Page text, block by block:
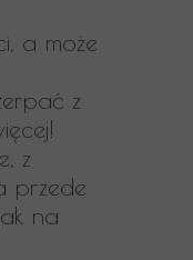
a może
z
z
przede
na